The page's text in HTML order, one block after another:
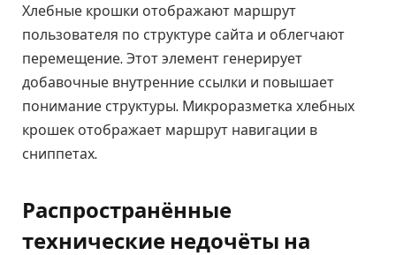
Хлебные крошки отображают маршрут
пользователя по структуре сайта и облегчают
перемещение. Этот элемент генерирует
добавочные внутренние ссылки и повышает
понимание структуры. Микроразметка хлебных
крошек отображает маршрут навигации в
сниппетах.
Распространённые
технические недочёты на